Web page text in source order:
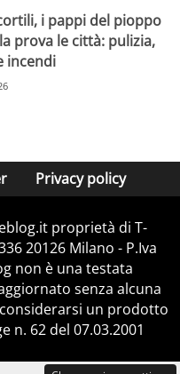
i pappi del pioppo
prova le città: pulizia,
incendi
Privacy policy
proprietà di T-
20126 Milano - P.Iva
non è una testata
senza alcuna
un prodotto
n. 62 del 07.03.2001